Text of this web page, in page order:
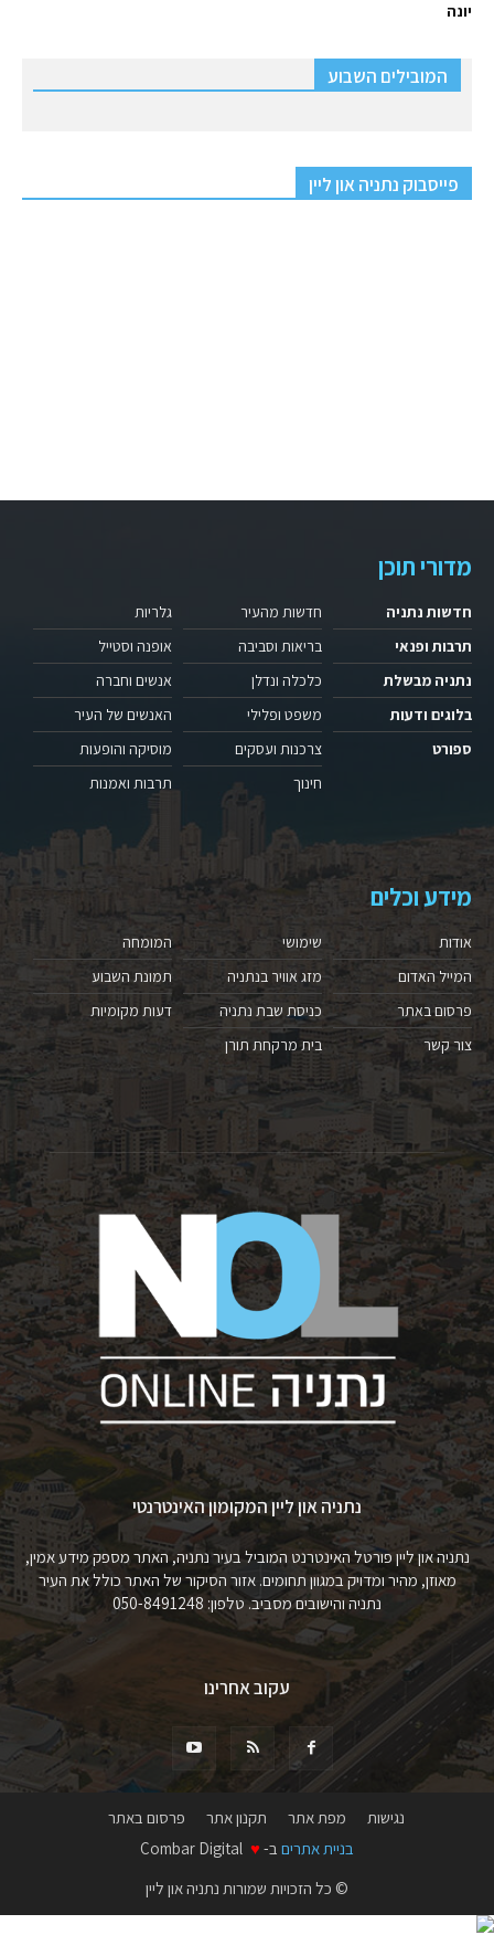
יונה
המובילים השבוע
פייסבוק נתניה און ליין
מדורי תוכן
חדשות נתניה
תרבות ופנאי
נתניה מבשלת
בלוגים ודעות
ספורט
חדשות מהעיר
בריאות וסביבה
כלכלה ונדלן
משפט ופלילי
צרכנות ועסקים
חינוך
גלריות
אופנה וסטייל
אנשים וחברה
האנשים של העיר
מוסיקה והופעות
תרבות ואמנות
מידע וכלים
אודות
המייל האדום
פרסום באתר
צור קשר
שימושי
מזג אוויר בנתניה
כניסת שבת נתניה
בית מרקחת תורן
המומחה
תמונת השבוע
דעות מקומיות
נתניה און ליין המקומון האינטרנטי
נתניה און ליין פורטל האינטרנט המוביל בעיר נתניה, האתר מספק מידע אמין,
מאוזן, מהיר ומדויק במגוון תחומים. אזור הסיקור של האתר כולל את העיר
נתניה והישובים מסביב. טלפון: 050-8491248
עקוב אחרינו
נגישות מפת אתר תקנון אתר
פרסום באתר
בניית אתרים ב- ♥
© כל הזכויות שמורות נתניה און ליין